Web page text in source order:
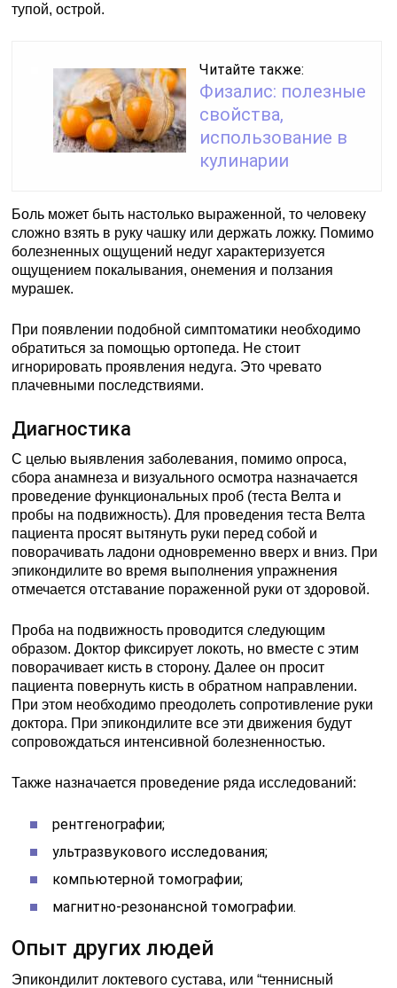
тупой, острой.
Читайте также:
Физалис: полезные
свойства,
использование в
кулинарии
Боль может быть настолько выраженной, то человеку
сложно взять в руку чашку или держать ложку. Помимо
болезненных ощущений недуг характеризуется
ощущением покалывания, онемения и ползания
мурашек.
При появлении подобной симптоматики необходимо
обратиться за помощью ортопеда. Не стоит
игнорировать проявления недуга. Это чревато
плачевными последствиями.
Диагностика
С целью выявления заболевания, помимо опроса,
сбора анамнеза и визуального осмотра назначается
проведение функциональных проб (теста Велта и
пробы на подвижность). Для проведения теста Велта
пациента просят вытянуть руки перед собой и
поворачивать ладони одновременно вверх и вниз. При
эпикондилите во время выполнения упражнения
отмечается отставание пораженной руки от здоровой.
Проба на подвижность проводится следующим
образом. Доктор фиксирует локоть, но вместе с этим
поворачивает кисть в сторону. Далее он просит
пациента повернуть кисть в обратном направлении.
При этом необходимо преодолеть сопротивление руки
доктора. При эпикондилите все эти движения будут
сопровождаться интенсивной болезненностью.
Также назначается проведение ряда исследований:
рентгенографии;
ультразвукового исследования;
компьютерной томографии;
магнитно-резонансной томографии.
Опыт других людей
Эпикондилит локтевого сустава, или “теннисный